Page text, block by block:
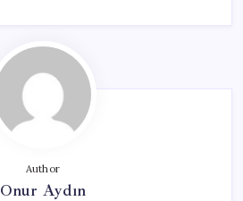
Author
Onur Aydın